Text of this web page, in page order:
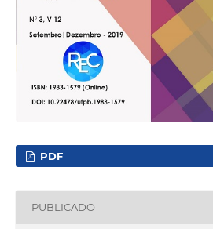
PDF
PUBLICADO